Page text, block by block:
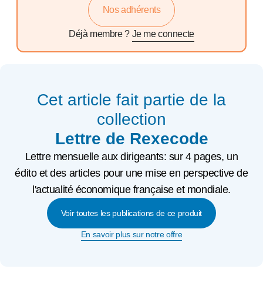
Nos adhérents
Déjà membre ? Je me connecte
Cet article fait partie de la
collection
Lettre de Rexecode
Lettre mensuelle aux dirigeants: sur 4 pages, un
édito et des articles pour une mise en perspective de
l'actualité économique française et mondiale.
Voir toutes les publications de ce produit
En savoir plus sur notre offre